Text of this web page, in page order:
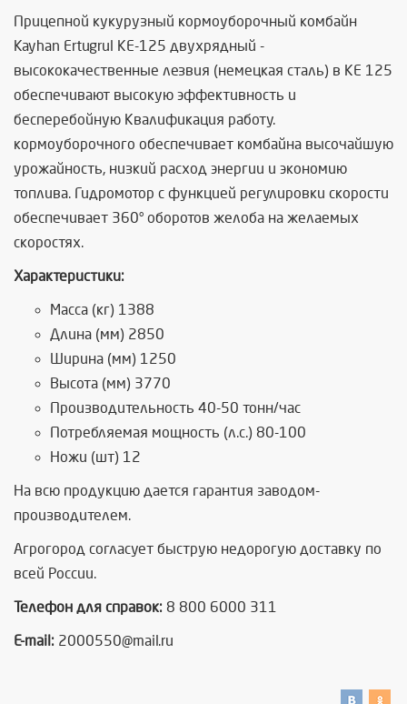
Прицепной кукурузный кормоуборочный комбайн
Kayhan Ertugrul КЕ-125 двухрядный -
высококачественные лезвия (немецкая сталь) в КЕ 125
обеспечивают высокую эффективность и
бесперебойную Квалификация работу.
кормоуборочного обеспечивает комбайна высочайшую
урожайность, низкий расход энергии и экономию
топлива. Гидромотор с функцией регулировки скорости
обеспечивает 360° оборотов желоба на желаемых
скоростях.
Характеристики:
Масса (кг) 1388
Длина (мм) 2850
Ширина (мм) 1250
Высота (мм) 3770
Производительность 40-50 тонн/час
Потребляемая мощность (л.с.) 80-100
Ножи (шт) 12
На всю продукцию дается гарантия заводом-
производителем.
Агрогород согласует быструю недорогую доставку по
всей России.
Телефон для справок: 8 800 6000 311
E-mail: 2000550@mail.ru